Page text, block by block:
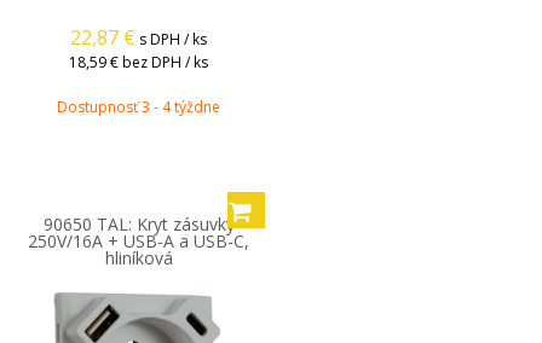
22,87 € s DPH / ks
18,59 €bez DPH / ks
Dostupnosť 3 - 4 týždne
90650 TAL: Kryt zásuvky
250V/16A + USB-A a USB-C,
hliníková